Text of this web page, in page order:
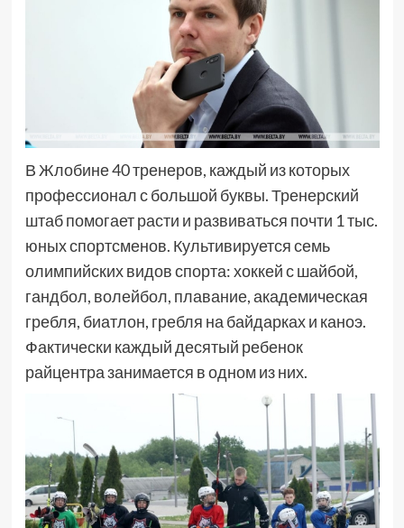
В Жлобине 40 тренеров, каждый из которых
профессионал с большой буквы. Тренерский
штаб помогает расти и развиваться почти 1 тыс.
юных спортсменов. Культивируется семь
олимпийских видов спорта: хоккей с шайбой,
гандбол, волейбол, плавание, академическая
гребля, биатлон, гребля на байдарках и каноэ.
Фактически каждый десятый ребенок
райцентра занимается в одном из них.